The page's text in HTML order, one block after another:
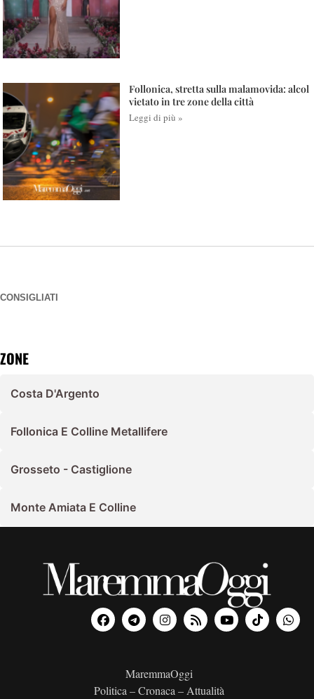
Follonica, stretta sulla malamovida: alcol
vietato in tre zone della città
Leggi di più »
CONSIGLIATI
ZONE
Costa D'Argento
Follonica E Colline Metallifere
Grosseto - Castiglione
Monte Amiata E Colline
MaremmaOggi
Politica – Cronaca – Attualità